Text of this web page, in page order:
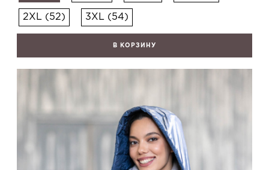
2XL (52) 3XL (54)
В КОРЗИНУ